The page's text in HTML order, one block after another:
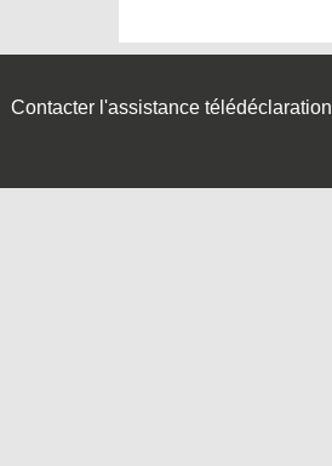
Contacter l'assistance télédéclaration